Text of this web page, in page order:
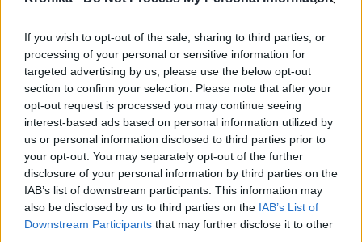
If you wish to opt-out of the sale, sharing to third parties, or
processing of your personal or sensitive information for
targeted advertising by us, please use the below opt-out
section to confirm your selection. Please note that after your
opt-out request is processed you may continue seeing
interest-based ads based on personal information utilized by
us or personal information disclosed to third parties prior to
your opt-out. You may separately opt-out of the further
disclosure of your personal information by third parties on the
IAB’s list of downstream participants. This information may
also be disclosed by us to third parties on the IAB’s List of
Downstream Participants that may further disclose it to other
Megnevezte államfőjelöltjét
Székelyhon
Tizenegy település maradhat
víz nélkül Udvarhelyszéken
Székelyhon
Húsdarálógépbe szorult egy
kétéves gyerek keze, a